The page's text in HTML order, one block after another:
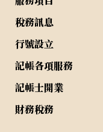
稅務訊息
行號設立
記帳各項服務
記帳士開業
財務稅務